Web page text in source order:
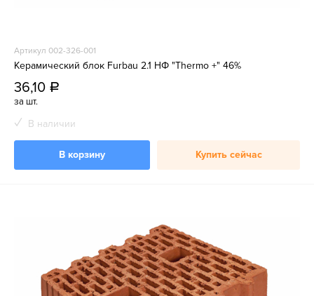
Артикул 002-326-001
Керамический блок Furbau 2.1 НФ "Thermo +" 46%
36,10 a
за шт.
В наличии
В корзину Купить сейчас